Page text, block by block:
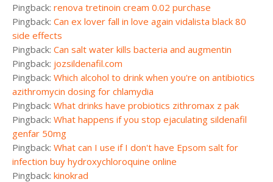
Pingback: renova tretinoin cream 0.02 purchase
Pingback: Can ex lover fall in love again vidalista black 80
side effects
Pingback: Can salt water kills bacteria and augmentin
Pingback: jozsildenafil.com
Pingback: Which alcohol to drink when you're on antibiotics
azithromycin dosing for chlamydia
Pingback: What drinks have probiotics zithromax z pak
Pingback: What happens if you stop ejaculating sildenafil
genfar 50mg
Pingback: What can I use if I don't have Epsom salt for
infection buy hydroxychloroquine online
Pingback: kinokrad